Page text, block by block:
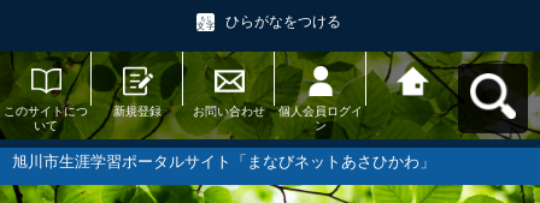
ひらがなをつける
このサイトにつ
いて
新規登録 お問い合わせ
個人会員ログイ
ン
旭川市生涯学習
ポータルサイト
「まなびネット
あさひかわ」へ
戻る
旭川市生涯学習ポータルサイト「まなびネットあさひかわ」